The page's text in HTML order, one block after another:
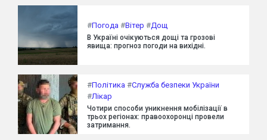
#Погода #Вітер #Дощ
В Україні очікуються дощі та грозові
явища: прогноз погоди на вихідні.
#Політика #Служба безпеки України
#Лікар
Чотири способи уникнення мобілізації в
трьох регіонах: правоохоронці провели
затримання.